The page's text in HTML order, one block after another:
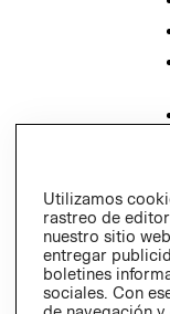
Utilizamos
rastreo de
nuestro sitio
entregar
boletines
sociales. Con